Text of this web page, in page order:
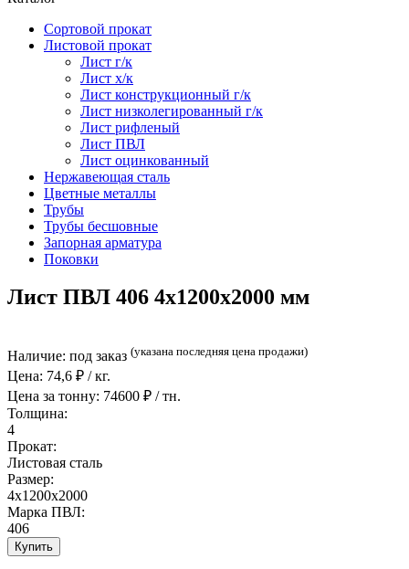
Сортовой прокат
Листовой прокат
Лист г/к
Лист х/к
Лист конструкционный г/к
Лист низколегированный г/к
Лист рифленый
Лист ПВЛ
Лист оцинкованный
Нержавеющая сталь
Цветные металлы
Трубы
Трубы бесшовные
Запорная арматура
Поковки
Лист ПВЛ 406 4x1200x2000 мм
Наличие: под заказ (указана последняя цена продажи)
Цена: 74,6 ₽ / кг.
Цена за тонну: 74600 ₽ / тн.
Толщина:
4
Прокат:
Листовая сталь
Размер:
4x1200x2000
Марка ПВЛ:
406
Купить